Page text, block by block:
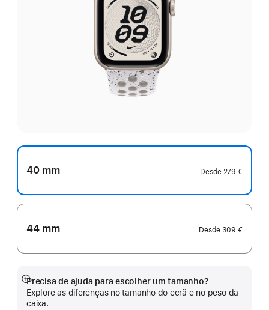
40 mm Desde 279 €
44 mm Desde 309 €
Precisa de ajuda para escolher um tamanho?
Explore as diferenças no tamanho do ecrã e no peso da
caixa.
Veja
mais